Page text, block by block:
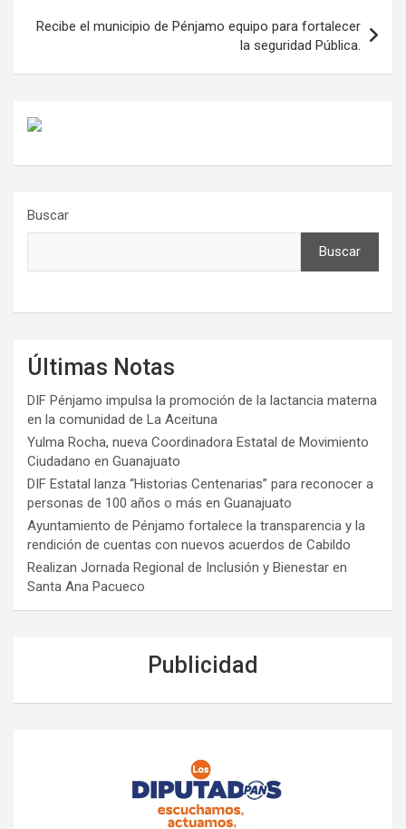
entradas
Recibe el municipio de Pénjamo equipo para fortalecer
la seguridad Pública.
Buscar
Buscar
Últimas Notas
DIF Pénjamo impulsa la promoción de la lactancia materna
en la comunidad de La Aceituna
Yulma Rocha, nueva Coordinadora Estatal de Movimiento
Ciudadano en Guanajuato
DIF Estatal lanza “Historias Centenarias” para reconocer a
personas de 100 años o más en Guanajuato
Ayuntamiento de Pénjamo fortalece la transparencia y la
rendición de cuentas con nuevos acuerdos de Cabildo
Realizan Jornada Regional de Inclusión y Bienestar en
Santa Ana Pacueco
Publicidad